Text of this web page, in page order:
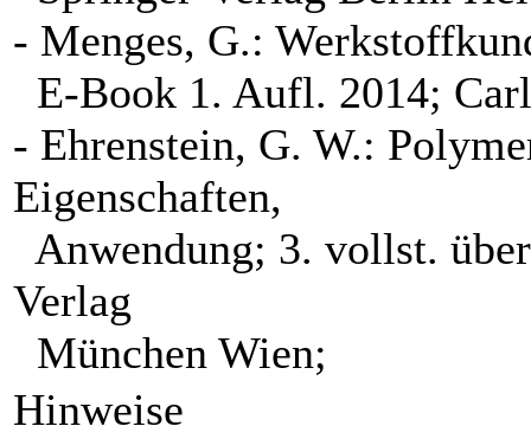
- Menges, G.:
E-Book 1. Aufl. 2014;
- Ehrenstein, G. W.:
Eigenschaften,
Anwendung; 3. vollst.
Verlag
München Wien;
Hinweise